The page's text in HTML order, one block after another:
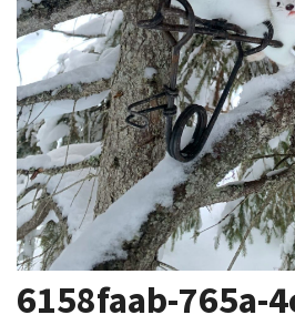
6158faab-765a-